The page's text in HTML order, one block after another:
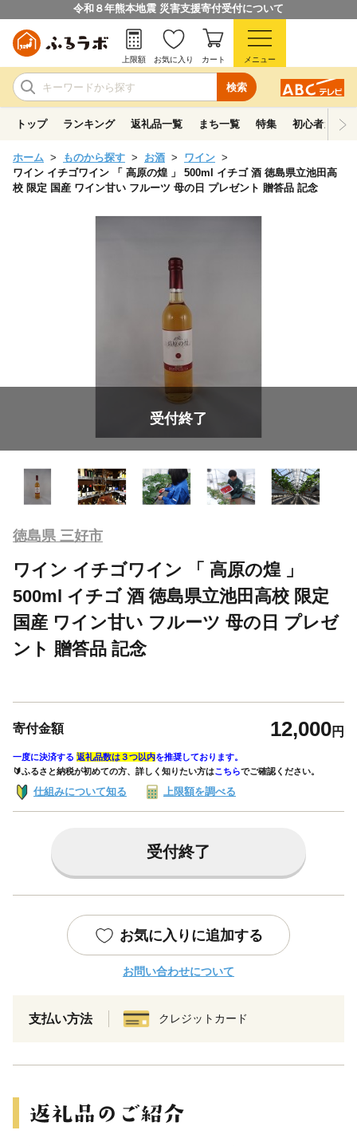
令和８年熊本地震 災害支援寄付受付について
検索
上限額 お気に入り カート メニュー
トップ ランキング 返礼品一覧 まち一覧 特集 初心者ガイド
ホーム ものから探す お酒
ワイン
ワイン イチゴワイン 「 高原の煌 」 500ml イチゴ 酒 徳島県立池田高
校 限定 国産 ワイン甘い フルーツ 母の日 プレゼント 贈答品 記念
受付終了
徳島県 三好市
ワイン イチゴワイン 「 高原の煌 」
500ml イチゴ 酒 徳島県立池田高校 限定
国産 ワイン甘い フルーツ 母の日 プレゼ
ント 贈答品 記念
寄付金額 12,000円
一度に決済する 返礼品数は３つ以内を推奨しております。
🔰ふるさと納税が初めての方、詳しく知りたい方はこちらでご確認ください。
仕組みについて知る 上限額を調べる
受付終了
お気に入りに追加する
お問い合わせについて
支払い方法 クレジットカード